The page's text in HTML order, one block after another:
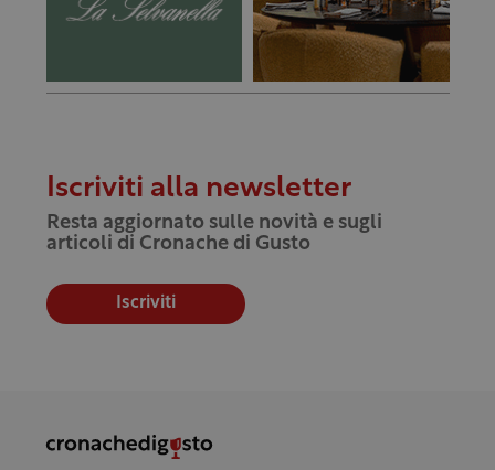
Iscriviti alla newsletter
Resta aggiornato sulle novità e sugli
articoli di Cronache di Gusto
Iscriviti